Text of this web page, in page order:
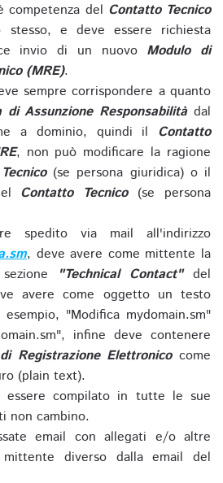
competenza del Contatto Tecnico
e deve essere richiesta
invio di un nuovo Modulo di
(MRE).
sempre corrispondere a quanto
di Assunzione Responsabilitàdal
a dominio, quindi il Contatto
, non può modificare la ragione
(se persona giuridica) o il
Contatto Tecnico(se persona
spedito via mail all'indirizzo
, deve avere come mittente la
"Technical Contact"del
avere come oggetto un testo
"Modifica mydomain.sm"
infine deve contenere
Registrazione Elettronicocome
(plain text).
compilato in tutte le sue
non cambino.
email con allegati e/o altre
diverso dalla email del